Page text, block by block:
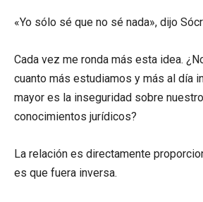
«Yo sólo sé que no sé nada», dijo
Cada vez me ronda más esta idea.
cuanto más estudiamos y más al día
mayor es la inseguridad sobre
conocimientos jurídicos?
La relación es directamente
es que fuera inversa.